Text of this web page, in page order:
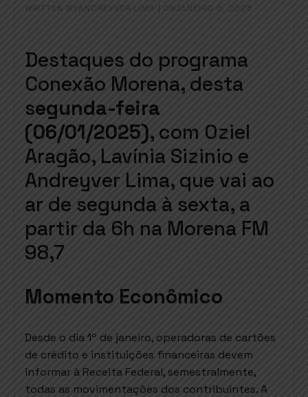
WRITTEN BY ANDREYVER LIMA ONJANEIRO 6, 2025
Destaques do programa
Conexão Morena, desta
segunda-feira
(06/01/2025), com Oziel
Aragão, Lavínia Sizinio e
Andreyver Lima, que vai ao
ar de segunda à sexta, a
partir da 6h na Morena FM
98,7
Momento Econômico
Desde o dia 1º de janeiro, operadoras de cartões
de crédito e instituições financeiras devem
informar à Receita Federal, semestralmente,
todas as movimentações dos contribuintes. A